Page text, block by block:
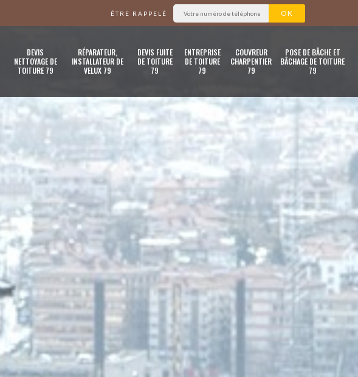
ÊTRE RAPPELÉ
DEVIS
NETTOYAGE DE
TOITURE 79
RÉPARATEUR,
INSTALLATEUR DE
VELUX 79
DEVIS FUITE
DE TOITURE
79
ENTREPRISE
DE TOITURE
79
COUVREUR
CHARPENTIER
79
POSE DE BÂCHE ET
BÂCHAGE DE TOITURE
79